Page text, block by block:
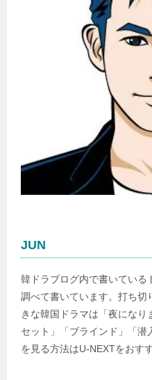
JUN
韓ドラブログ内で書いている
調べて書いています。打ち切
きな韓国ドラマは「夜になり
セット」「ブラインド」「
を見る方法はU-NEXTをおす